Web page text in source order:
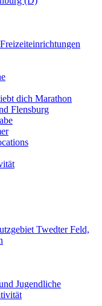
dich Marathon
Flensburg
Twedter Feld,
Jugendliche